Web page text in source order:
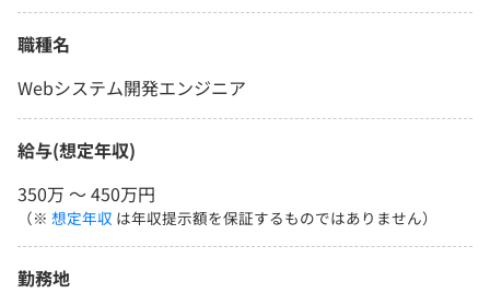
職種名
Webシステム開発エンジニア
給与(想定年収)
350万 〜 450万円
（※ 想定年収 は年収提示額を保証するものではありません）
勤務地